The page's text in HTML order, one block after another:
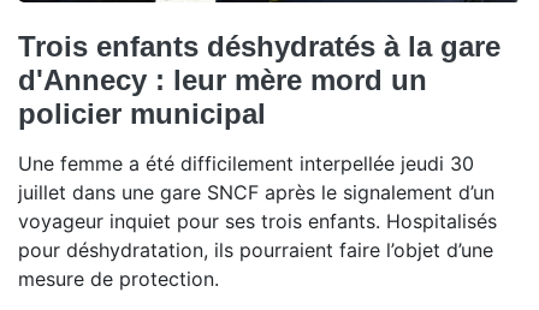
Trois enfants déshydratés à la gare
d'Annecy : leur mère mord un
policier municipal
Une femme a été difficilement interpellée jeudi 30
juillet dans une gare SNCF après le signalement d’un
voyageur inquiet pour ses trois enfants. Hospitalisés
pour déshydratation, ils pourraient faire l’objet d’une
mesure de protection.